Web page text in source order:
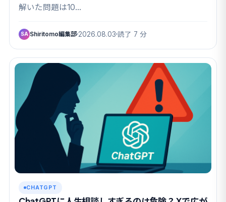
解いた問題は10…
SA Shiritomo編集部 2026.08.03 読了 7 分
CHATGPT